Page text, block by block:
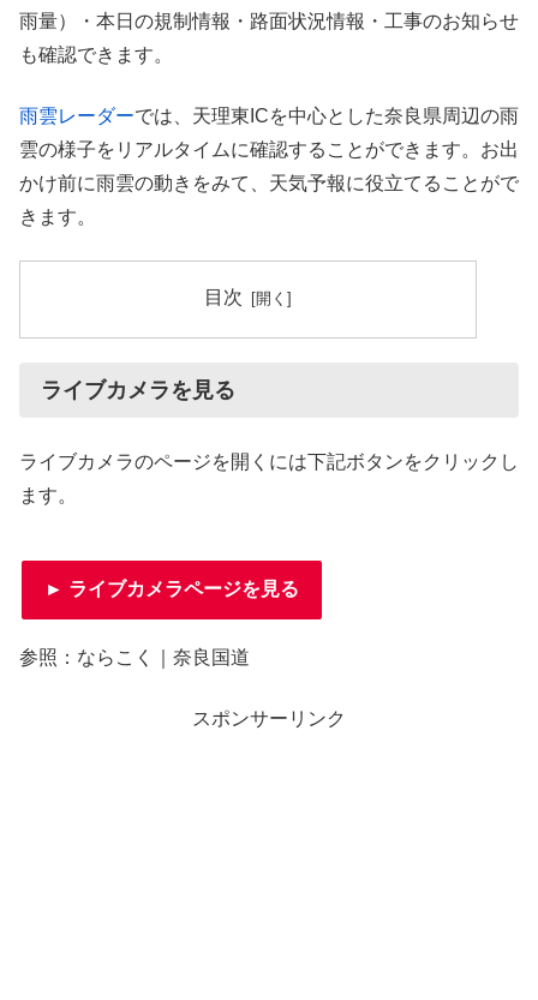
雨量）・本日の規制情報・路面状況情報・工事のお知らせ
も確認できます。
雨雲レーダーでは、天理東ICを中心とした奈良県周辺の雨
雲の様子をリアルタイムに確認することができます。お出
かけ前に雨雲の動きをみて、天気予報に役立てることがで
きます。
目次
ライブカメラを見る
ライブカメラのページを開くには下記ボタンをクリックし
ます。
► ライブカメラページを見る
参照：ならこく｜奈良国道
スポンサーリンク